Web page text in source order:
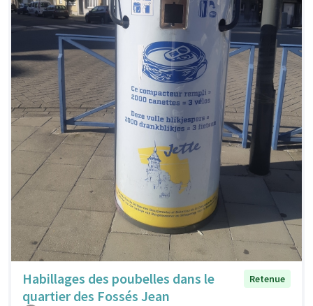
Habillages des poubelles dans le
quartier des Fossés Jean
Retenue